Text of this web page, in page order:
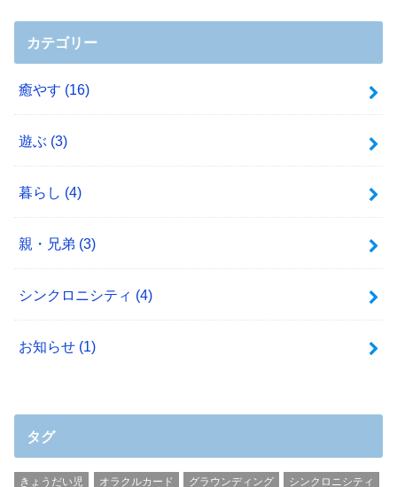
カテゴリー
癒やす (16)
遊ぶ (3)
暮らし (4)
親・兄弟 (3)
シンクロニシティ (4)
お知らせ (1)
タグ
きょうだい児 オラクルカード グラウンディング シンクロニシティ